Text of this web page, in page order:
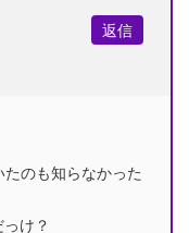
返信
のも知らなかった
け？